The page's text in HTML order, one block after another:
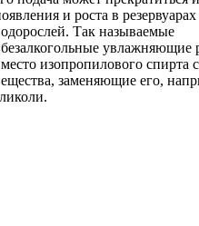
и роста в резервуарах
Так называемые
увлажняющие
изопропилового спирта
заменяющие его,